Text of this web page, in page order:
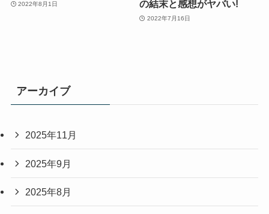
2022年8月1日
の結末と感想がヤバい!
2022年7月16日
アーカイブ
2025年11月
2025年9月
2025年8月